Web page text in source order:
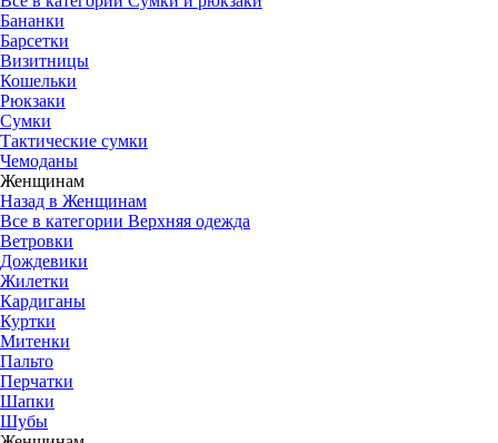
Бананки
Барсетки
Визитницы
Кошельки
Рюкзаки
Сумки
Тактические сумки
Чемоданы
Женщинам
Назад в Женщинам
Все в категории Верхняя одежда
Ветровки
Дождевики
Жилетки
Кардиганы
Куртки
Митенки
Пальто
Перчатки
Шапки
Шубы